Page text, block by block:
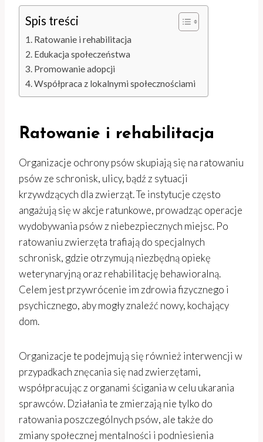
Spis treści
Ratowanie i rehabilitacja
Edukacja społeczeństwa
Promowanie adopcji
Współpraca z lokalnymi społecznościami
Ratowanie i rehabilitacja
Organizacje ochrony psów skupiają się na ratowaniu
psów ze schronisk, ulicy, bądź z sytuacji
krzywdzących dla zwierząt. Te instytucje często
angażują się w akcje ratunkowe, prowadząc operacje
wydobywania psów z niebezpiecznych miejsc. Po
ratowaniu zwierzęta trafiają do specjalnych
schronisk, gdzie otrzymują niezbędną opiekę
weterynaryjną oraz rehabilitację behawioralną.
Celem jest przywrócenie im zdrowia fizycznego i
psychicznego, aby mogły znaleźć nowy, kochający
dom.
Organizacje te podejmują się również interwencji w
przypadkach znęcania się nad zwierzętami,
współpracując z organami ścigania w celu ukarania
sprawców. Działania te zmierzają nie tylko do
ratowania poszczególnych psów, ale także do
zmiany społecznej mentalności i podniesienia